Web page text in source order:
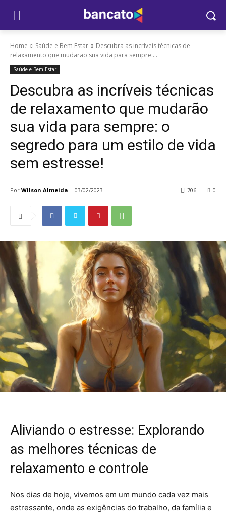
Home Saúde e Bem Estar
Descubra as incríveis técnicas de
relaxamento que mudarão sua vida para sempre:...
Saúde e Bem Estar
Descubra as incríveis técnicas
de relaxamento que mudarão
sua vida para sempre: o
segredo para um estilo de vida
sem estresse!
Por Wilson Almeida 03/02/2023 0
706
Aliviando o estresse: Explorando
as melhores técnicas de
relaxamento e controle
Nos dias de hoje, vivemos em um mundo cada vez mais
estressante, onde as exigências do trabalho, da família e